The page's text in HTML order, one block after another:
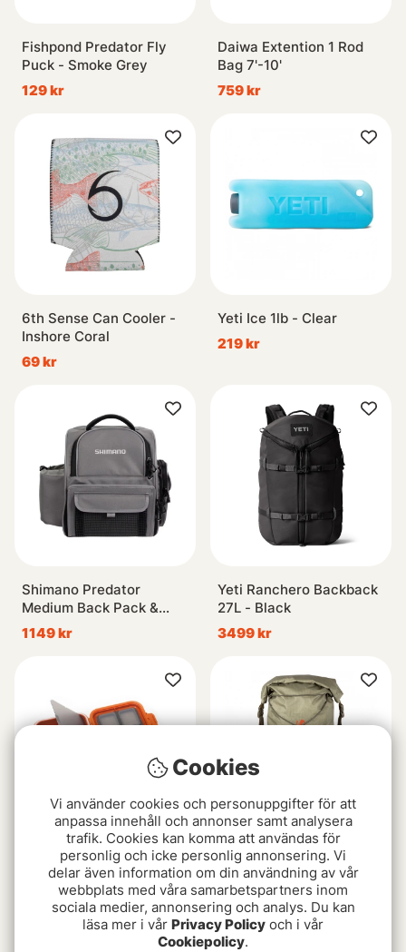
Fishpond Predator Fly
Puck - Smoke Grey
129 kr
Daiwa Extention 1 Rod
Bag 7'-10'
759 kr
6th Sense Can Cooler -
Inshore Coral
69 kr
Yeti Ice 1lb - Clear
219 kr
Shimano Predator
Medium Back Pack &
Tackle Box
1149 kr
Yeti Ranchero Backback
27L - Black
3499 kr
C&F Large 3-Row WP
Tube Fly Case w 6 Comp
(CF-3406H) Burnt
Orange
599 kr
Simms Flyweight Vest
Pack Tan L/XL
1599 kr
Cookies
Vi använder cookies och personuppgifter för att
anpassa innehåll och annonser samt analysera
trafik. Cookies kan komma att användas för
personlig och icke personlig annonsering. Vi
delar även information om din användning av vår
webbplats med våra samarbetspartners inom
sociala medier, annonsering och analys. Du kan
läsa mer i vår Privacy Policy och i vår
Cookiepolicy.